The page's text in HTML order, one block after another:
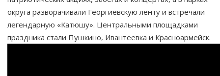
округа разворачивали Георгиевскую ленту и встречали
легендарную «Катюшу». Центральными площадками
праздника стали Пушкино, Ивантеевка и Красноармейск.